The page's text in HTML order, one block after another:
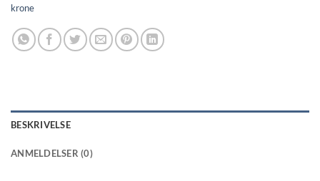
krone
BESKRIVELSE
ANMELDELSER (0)